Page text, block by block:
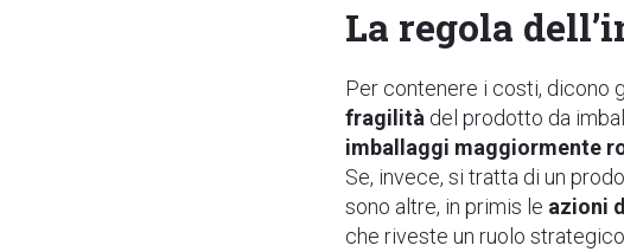
La regola
Per contenere i costi, dicono
fragilità del prodotto da
imballaggi maggiormente
Se, invece, si tratta di un
sono altre, in primis le azioni
che riveste un ruolo